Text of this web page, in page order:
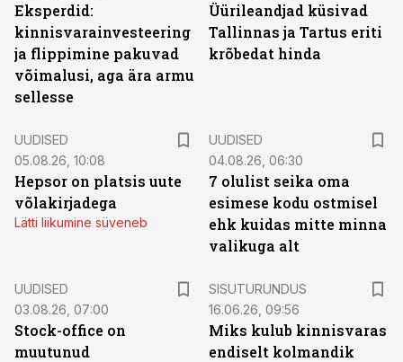
Eksperdid:
kinnisvarainvesteering
ja flippimine pakuvad
võimalusi, aga ära armu
sellesse
Üürileandjad küsivad
Tallinnas ja Tartus eriti
krõbedat hinda
UUDISED
05.08.26, 10:08
Hepsor on platsis uute
võlakirjadega
Lätti liikumine süveneb
UUDISED
04.08.26, 06:30
7 olulist seika oma
esimese kodu ostmisel
ehk kuidas mitte minna
valikuga alt
UUDISED
03.08.26, 07:00
Stock-office on
muutunud
SISUTURUNDUS
16.06.26, 09:56
Miks kulub kinnisvaras
endiselt kolmandik